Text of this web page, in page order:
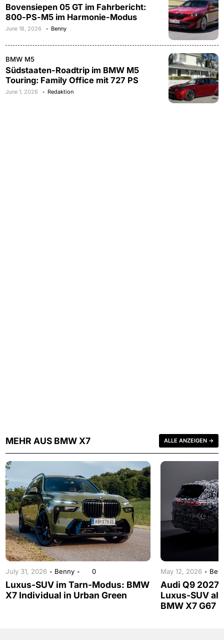
Bovensiepen 05 GT im Fahrbericht:
800-PS-M5 im Harmonie-Modus
June 18, 2026 Benny
BMW M5
Südstaaten-Roadtrip im BMW M5
Touring: Family Office mit 727 PS
June 1, 2026 Redaktion
MEHR AUS BMW X7 ALLE ANZEIGEN →
July 31, 2026 • Benny • 0
Luxus-SUV im Tarn-Modus: BMW
X7 Individual in Urban Green
May 12, 2026 •
Audi Q9
Luxus-SUV
BMW X7 G67